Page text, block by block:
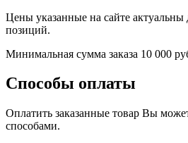
Цены указанные на сайте актуальны
позиций.
Минимальная сумма заказа 10 000
Способы оплаты
Оплатить заказанные товар Вы
способами.